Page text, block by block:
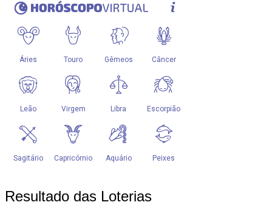
Resultado das Loterias